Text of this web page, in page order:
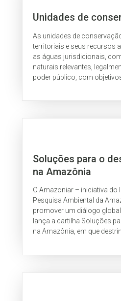
Unidades de
As unidades de
territoriais e seus recursos
as águas jurisdicionais,
naturais relevantes,
poder público, com
Soluções para o
na Amazônia
O Amazoniar – iniciativa do
Pesquisa Ambiental da
promover um diálogo
lança a cartilha Soluções
na Amazônia, em que